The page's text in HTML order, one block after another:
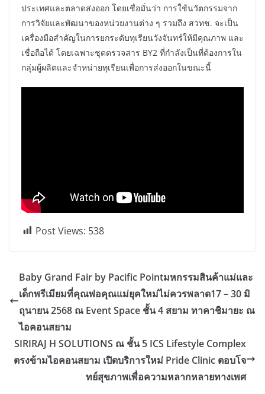
ประเทศและตลาดส่งออก โดยเชื่อมั่นว่า การใช้นวัตกรรมจาก
การวิจัยและพัฒนาของหน่วยงานต่าง ๆ รวมถึง สวทช. จะเป็น
เครื่องมือสำคัญในการยกระดับทุเรียนวังจันทร์ให้มีคุณภาพ และ
เชื่อถือได้ โดยเฉพาะชุดตรวจสาร BY2 ที่กำลังเป็นที่ต้องการใน
กลุ่มผู้ผลิตและจำหน่ายทุเรียนเพื่อการส่งออกในขณะนี้
Post Views: 538
Baby Grand Fair by Pacific Pointมหกรรมสินค้าแม่และ
เด็กพรีเมียมที่คุณพ่อคุณแม่ยุคใหม่ไม่ควรพลาด17 – 30 มิ
ถุนายน 2568 ณ Event Space ชั้น 4 สยาม ทาคาชิมายะ ณ
ไอคอนสยาม
SIRIRAJ H SOLUTIONS ณ ชั้น 5 ICS Lifestyle Complex
ตรงข้ามไอคอนสยาม เปิดบริการใหม่ Pride Clinic ตอบโจ
ทย์สุขภาพเพื่อความหลากหลายทางเพศ